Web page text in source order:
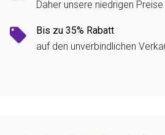
Daher unsere niedrigen Preise
Bis zu 35% Rabatt
auf den unverbindlichen